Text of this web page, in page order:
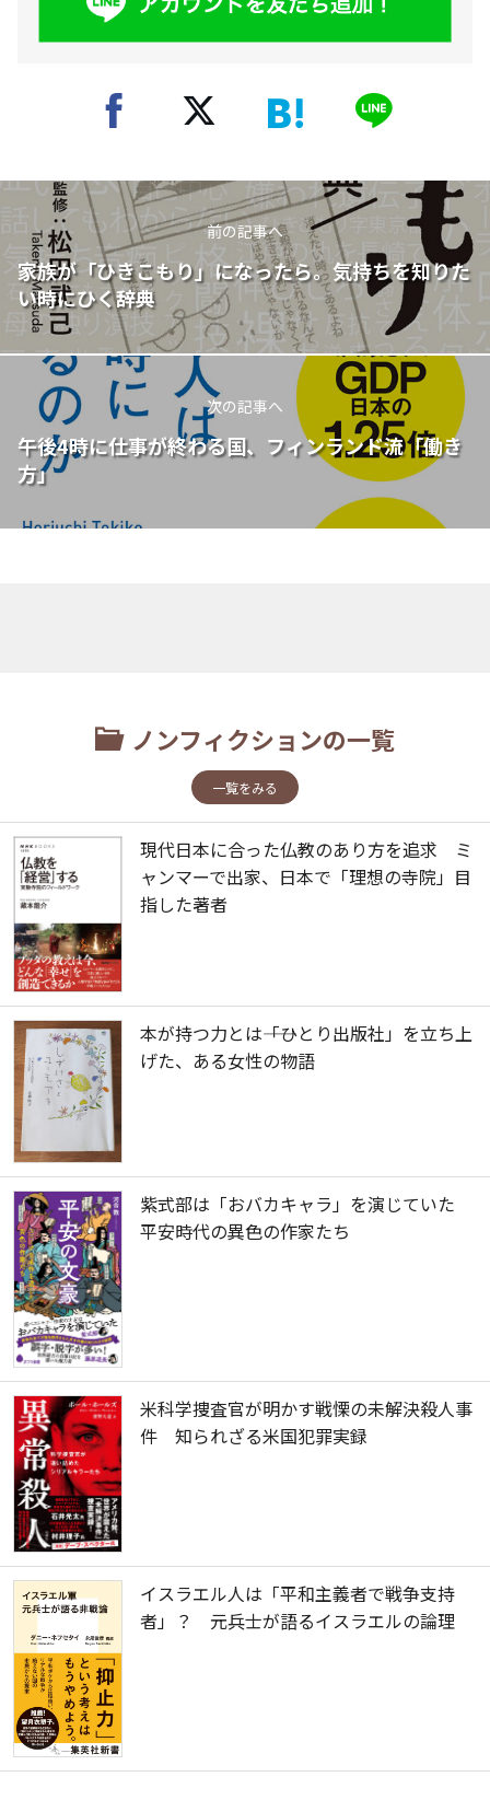
前の記事へ
家族が「ひきこもり」になったら。気持ちを知りた
い時にひく辞典
次の記事へ
午後4時に仕事が終わる国、フィンランド流「働き
方」
ノンフィクションの一覧
一覧をみる
現代日本に合った仏教のあり方を追求 ミ
ャンマーで出家、日本で「理想の寺院」目
指した著者
本が持つ力とは――「ひとり出版社」を立ち上
げた、ある女性の物語
紫式部は「おバカキャラ」を演じていた
平安時代の異色の作家たち
米科学捜査官が明かす戦慄の未解決殺人事
件 知られざる米国犯罪実録
イスラエル人は「平和主義者で戦争支持
者」？ 元兵士が語るイスラエルの論理